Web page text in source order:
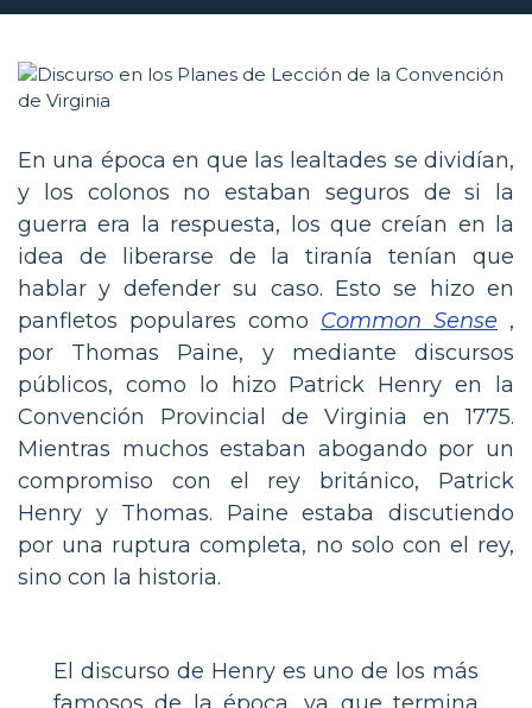
En una época en que las lealtades se dividían,
y los colonos no estaban seguros de si la
guerra era la respuesta, los que creían en la
idea de liberarse de la tiranía tenían que
hablar y defender su caso. Esto se hizo en
panfletos populares como Common Sense ,
por Thomas Paine, y mediante discursos
públicos, como lo hizo Patrick Henry en la
Convención Provincial de Virginia en 1775.
Mientras muchos estaban abogando por un
compromiso con el rey británico, Patrick
Henry y Thomas. Paine estaba discutiendo
por una ruptura completa, no solo con el rey,
sino con la historia.
El discurso de Henry es uno de los más